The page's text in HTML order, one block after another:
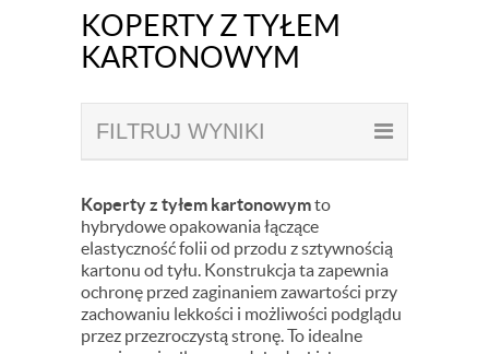
KOPERTY Z TYŁEM
KARTONOWYM
FILTRUJ WYNIKI
Koperty z tyłem kartonowymto
hybrydowe opakowania łączące
elastyczność folii od przodu z sztywnością
kartonu od tyłu. Konstrukcja ta zapewnia
ochronę przed zaginaniem zawartości przy
zachowaniu lekkości i możliwości podglądu
przez przezroczystą stronę. To idealne